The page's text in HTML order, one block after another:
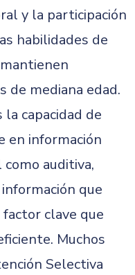
y la participación
habilidades de
de mediana edad.
la capacidad de
en información
auditiva,
que
clave que
Muchos
Selectiva